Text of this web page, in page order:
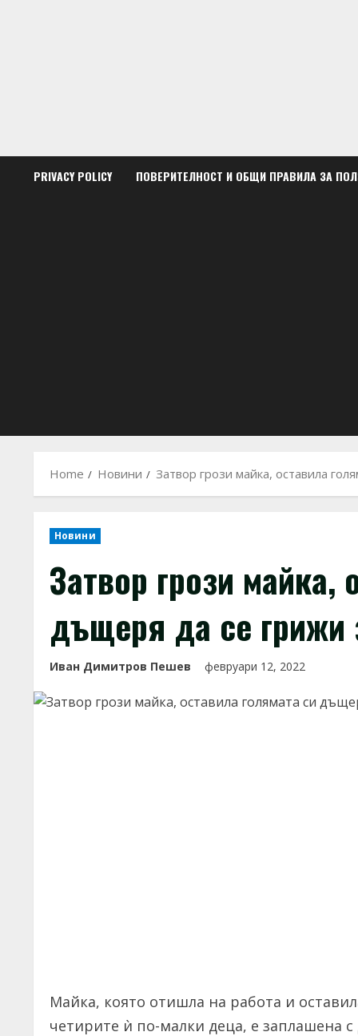
PRIVACY POLICY ПОВЕРИТЕЛНОСТ И ОБЩИ ПРАВИЛА ЗА
Home Новини Затвор грози майка, оставила
Новини
Затвор грози майка,
дъщеря да се грижи
Иван Димитров Пешев февруари 12, 2022
Майка, която отишла на работа и
четирите ѝ по-малки деца, е заплашена